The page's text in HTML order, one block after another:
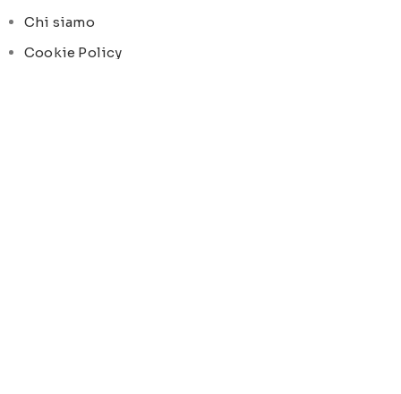
Chi siamo
Cookie Policy